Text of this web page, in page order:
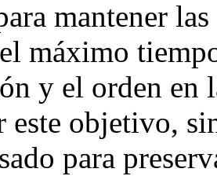
mantener
máximo
y el orden en
este objetivo,
para